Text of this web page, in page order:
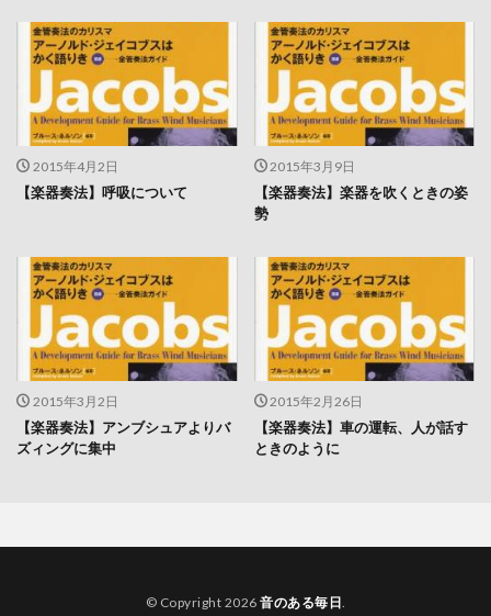
2015年4月2日
【楽器奏法】呼吸について
2015年3月9日
【楽器奏法】楽器を吹くときの姿
勢
2015年3月2日
【楽器奏法】アンブシュアよりバ
ズィングに集中
2015年2月26日
【楽器奏法】車の運転、人が話す
ときのように
© Copyright 2026 音のある毎日.